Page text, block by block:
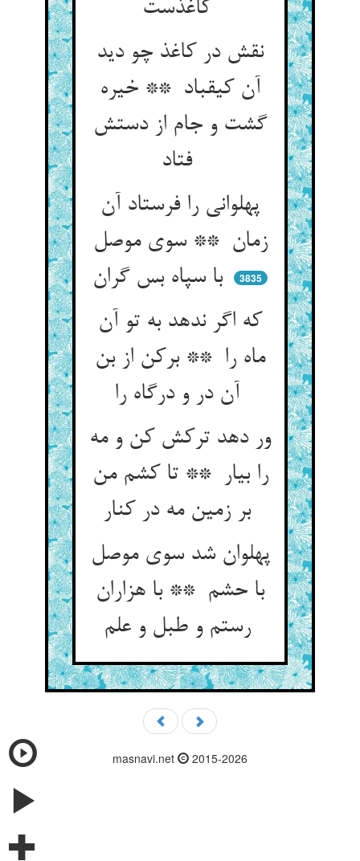
نقش در کاغذ چو دید
آن کیقباد ** خیره
گشت و جام از دستش
فتاد
پهلوانی را فرستاد آن
زمان ** سوی موصل
با سپاه بس گران
3835
که اگر ندهد به تو آن
ماه را ** برکن از بن
ور دهد ترکش کن و مه
را بیار ** تا کشم من
بر زمین مه در کنار
پهلوان شد سوی موصل
با حشم ** با هزاران
رستم و طبل و علم
masnavi.net 2015-2026